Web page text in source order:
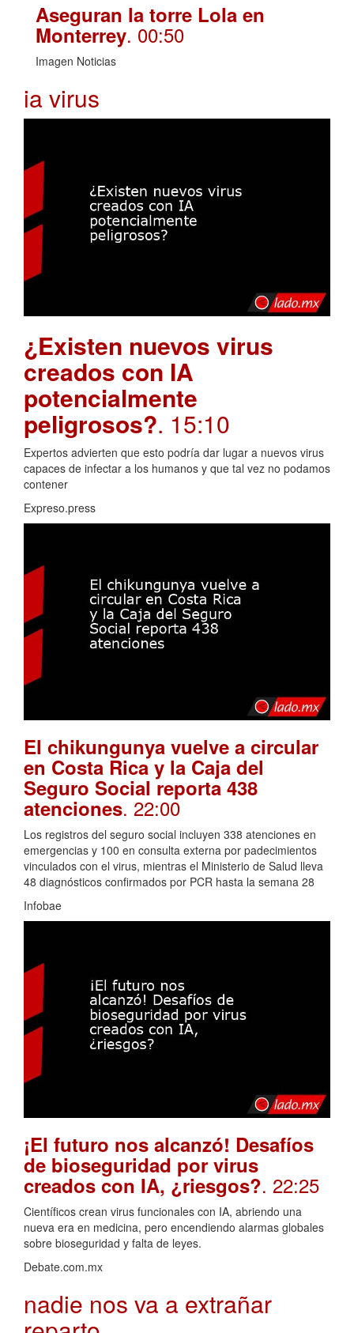
Aseguran la torre Lola en
Monterrey. 00:50
Imagen Noticias
ia virus
¿Existen nuevos virus
creados con IA
potencialmente
peligrosos?. 15:10
Expertos advierten que esto podría dar lugar a nuevos virus
capaces de infectar a los humanos y que tal vez no podamos
contener
Expreso.press
El chikungunya vuelve a circular
en Costa Rica y la Caja del
Seguro Social reporta 438
atenciones. 22:00
Los registros del seguro social incluyen 338 atenciones en
emergencias y 100 en consulta externa por padecimientos
vinculados con el virus, mientras el Ministerio de Salud lleva
48 diagnósticos confirmados por PCR hasta la semana 28
Infobae
¡El futuro nos alcanzó! Desafíos
de bioseguridad por virus
creados con IA, ¿riesgos?. 22:25
Científicos crean virus funcionales con IA, abriendo una
nueva era en medicina, pero encendiendo alarmas globales
sobre bioseguridad y falta de leyes.
Debate.com.mx
nadie nos va a extrañar